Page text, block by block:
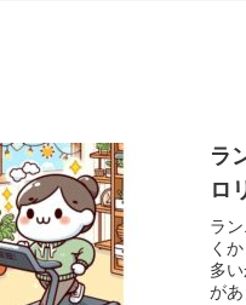
ラ
ロ
ラ
く
多
が